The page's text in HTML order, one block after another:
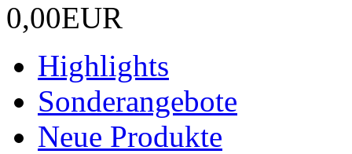
0,00EUR
Highlights
Sonderangebote
Neue Produkte